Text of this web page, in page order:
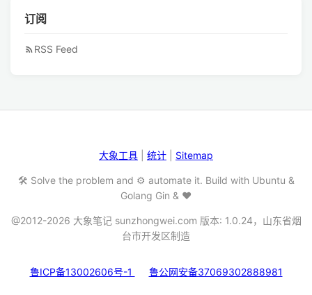
订阅
RSS Feed
大象工具 统计 Sitemap
🛠️ Solve the problem and ⚙️ automate it. Build with Ubuntu &
Golang Gin & ❤️
@2012-2026 大象笔记 sunzhongwei.com 版本: 1.0.24，山东省烟
台市开发区制造
鲁ICP备13002606号-1 鲁公网安备37069302888981